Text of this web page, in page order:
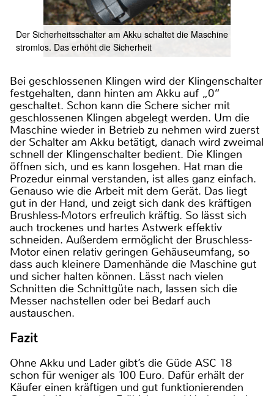
Der Sicherheitsschalter am Akku schaltet die Maschine
stromlos. Das erhöht die Sicherheit
Bei geschlossenen Klingen wird der Klingenschalter
festgehalten, dann hinten am Akku auf „0“
geschaltet. Schon kann die Schere sicher mit
geschlossenen Klingen abgelegt werden. Um die
Maschine wieder in Betrieb zu nehmen wird zuerst
der Schalter am Akku betätigt, danach wird zweimal
schnell der Klingenschalter bedient. Die Klingen
öffnen sich, und es kann losgehen. Hat man die
Prozedur einmal verstanden, ist alles ganz einfach.
Genauso wie die Arbeit mit dem Gerät. Das liegt
gut in der Hand, und zeigt sich dank des kräftigen
Brushless-Motors erfreulich kräftig. So lässt sich
auch trockenes und hartes Astwerk effektiv
schneiden. Außerdem ermöglicht der Bruschless-
Motor einen relativ geringen Gehäuseumfang, so
dass auch kleinere Damenhände die Maschine gut
und sicher halten können. Lässt nach vielen
Schnitten die Schnittgüte nach, lassen sich die
Messer nachstellen oder bei Bedarf auch
austauschen.
Fazit
Ohne Akku und Lader gibt’s die Güde ASC 18
schon für weniger als 100 Euro. Dafür erhält der
Käufer einen kräftigen und gut funktionierenden